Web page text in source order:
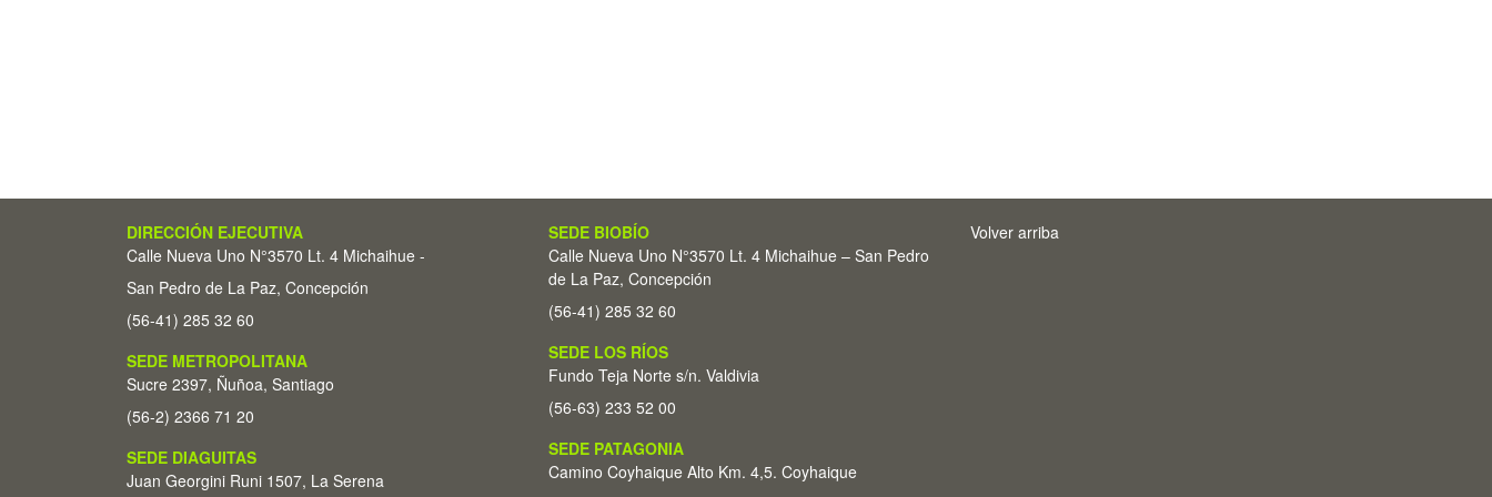
DIRECCIÓN EJECUTIVA
Calle Nueva Uno N°3570 Lt. 4 Michaihue -
San Pedro de La Paz, Concepción
(56-41) 285 32 60
SEDE METROPOLITANA
Sucre 2397, Ñuñoa, Santiago
(56-2) 2366 71 20
SEDE DIAGUITAS
Juan Georgini Runi 1507, La Serena
SEDE BIOBÍO
Calle Nueva Uno N°3570 Lt. 4 Michaihue – San Pedro
de La Paz, Concepción
(56-41) 285 32 60
SEDE LOS RÍOS
Fundo Teja Norte s/n. Valdivia
(56-63) 233 52 00
SEDE PATAGONIA
Camino Coyhaique Alto Km. 4,5. Coyhaique
Volver arriba